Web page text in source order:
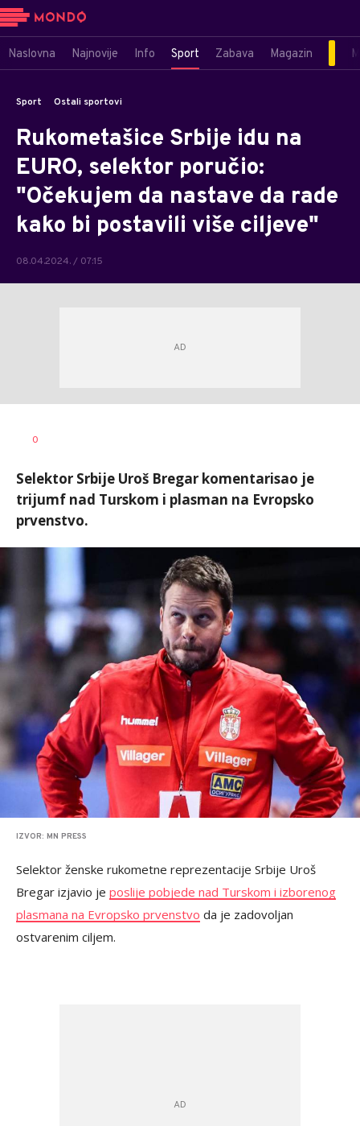
Naslovna Najnovije Info Sport Zabava Magazin
Sport Ostali sportovi
Rukometašice Srbije idu na
EURO, selektor poručio:
"Očekujem da nastave da rade
kako bi postavili više ciljeve"
08.04.2024. / 07:15
AUTOR
0
Selektor Srbije Uroš Bregar komentarisao je
trijumf nad Turskom i plasman na Evropsko
prvenstvo.
IZVOR: MN PRESS
Selektor ženske rukometne reprezentacije Srbije Uroš
Bregar izjavio je poslije pobjede nad Turskom i izborenog
plasmana na Evropsko prvenstvo da je zadovoljan
ostvarenim ciljem.